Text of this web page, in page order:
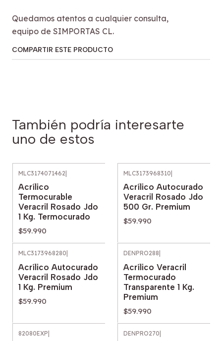
Quedamos atentos a cualquier consulta,
equipo de SIMPORTAS CL.
COMPARTIR ESTE PRODUCTO
También podría interesarte
uno de estos
MLC3174071462
Acrílico
Termocurable
Veracril Rosado Jdo
1 Kg. Termocurado
$59.990
MLC3173968310
Acrílico Autocurado
Veracril Rosado Jdo
500 Gr. Premium
$59.990
MLC3173968280
Acrílico Autocurado
Veracril Rosado Jdo
1 Kg. Premium
$59.990
DENPRO288
Acrílico Veracril
Termocurado
Transparente 1 Kg.
Premium
$59.990
82080EXP DENPRO270